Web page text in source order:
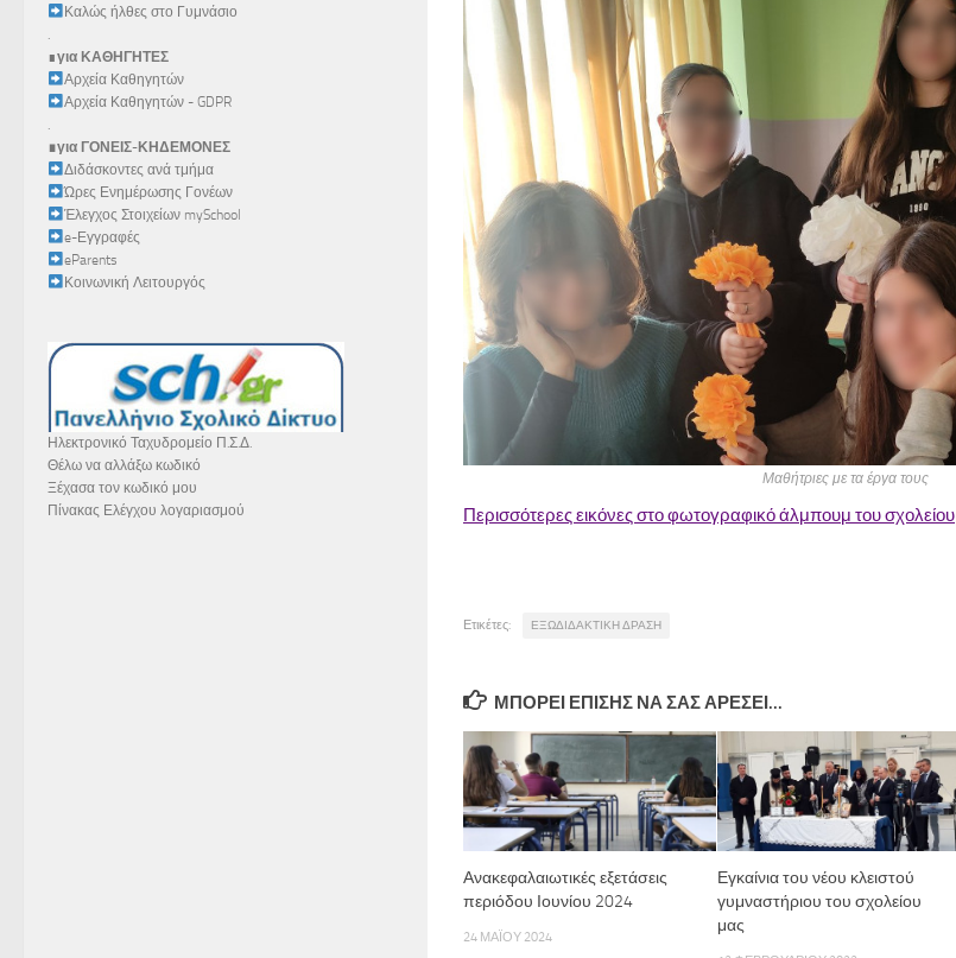
Μαθήτριες με τα έργα τους
Περισσότερες εικόνες στο φωτογραφικό άλμπουμ του σχολείου
Ετικέτες: ΕΞΩΔΙΔΑΚΤΙΚΗ ΔΡΑΣΗ
ΜΠΟΡΕΊ ΕΠΊΣΗΣ ΝΑ ΣΑΣ ΑΡΈΣΕΙ...
Ανακεφαλαιωτικές εξετάσεις
περιόδου Ιουνίου 2024
24 ΜΑΪ́ΟΥ 2024
Εγκαίνια του νέου κλειστού
γυμναστήριου του σχολείου
μας
Καλώς ήλθες στο Γυμνάσιο
.
∎για ΚΑΘΗΓΗΤΕΣ
Αρχεία Καθηγητών
Αρχεία Καθηγητών - GDPR
.
∎για ΓΟΝΕΙΣ-ΚΗΔΕΜΟΝΕΣ
Διδάσκοντες ανά τμήμα
Ώρες Ενημέρωσης Γονέων
Έλεγχος Στοιχείων mySchool
e-Εγγραφές
eParents
Κοινωνική Λειτουργός
Ηλεκτρονικό Ταχυδρομείο Π.Σ.Δ.
Θέλω να αλλάξω κωδικό
Ξέχασα τον κωδικό μου
Πίνακας Ελέγχου λογαριασμού